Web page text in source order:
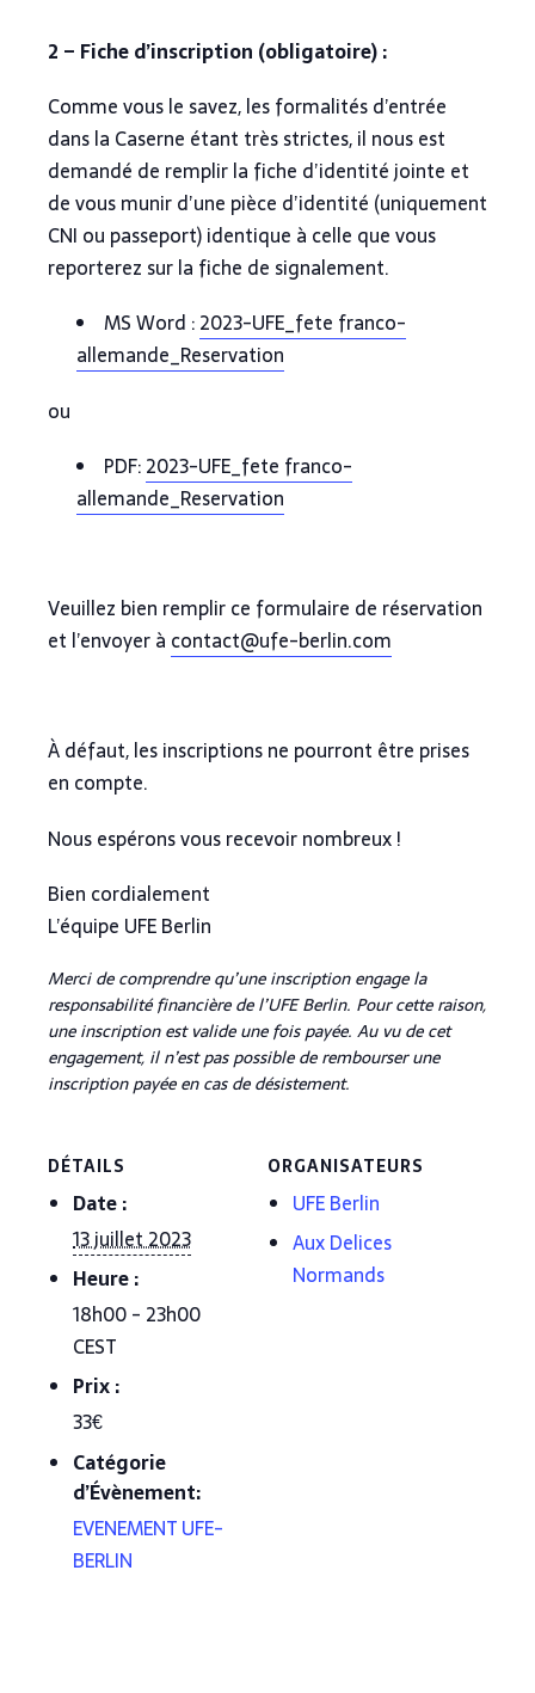
2 – Fiche d’inscription (obligatoire) :
Comme vous le savez, les formalités d’entrée
dans la Caserne étant très strictes, il nous est
demandé de remplir la fiche d’identité jointe et
de vous munir d’une pièce d’identité (uniquement
CNI ou passeport) identique à celle que vous
reporterez sur la fiche de signalement.
MS Word :2023-UFE_fete franco-
allemande_Reservation
ou
PDF:2023-UFE_fete franco-
allemande_Reservation
Veuillez bien remplir ce formulaire de réservation
et l’envoyer à contact@ufe-berlin.com
À défaut, les inscriptions ne pourront être prises
en compte.
Nous espérons vous recevoir nombreux !
Bien cordialement
L’équipe UFE Berlin
Merci de comprendre qu’une inscription engage la
responsabilité financière de l’UFE Berlin. Pour cette raison,
une inscription est valide une fois payée. Au vu de cet
engagement, il n’est pas possible de rembourser une
inscription payée en cas de désistement.
DÉTAILS
Date :
13 juillet 2023
Heure :
18h00 - 23h00
CEST
Prix :
33€
Catégorie
d’Évènement:
EVENEMENT UFE-
BERLIN
ORGANISATEURS
UFE Berlin
Aux Delices
Normands